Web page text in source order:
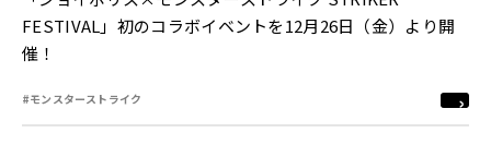
FESTIVAL」初のコラボイベントを12月26日（金）より開
催！
#モンスターストライク